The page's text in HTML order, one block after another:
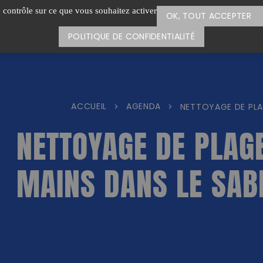
sur ce que vous souhaitez activer
OK, TOUT ACCEPTER
POLITIQUE DE CONFIDENTIALITÉ
ACCUEIL > AGENDA > NETTOYAGE DE
NETTOYAGE DE
MAINS DANS LE